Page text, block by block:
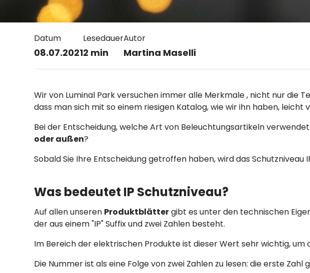
Datum
08.07.2021
Lesedauer
2 min
Autor
Martina Maselli
Wir von Luminal Park versuchen immer alle Merkmale , nicht nur die
dass man sich mit so einem riesigen Katalog, wie wir ihn haben, leicht
Bei der Entscheidung, welche Art von Beleuchtungsartikeln
oder außen?
Sobald Sie Ihre Entscheidung getroffen haben, wird das
Was bedeutet IP Schutzniveau?
Auf allen unseren Produktblättergibt es unter den technischen
der aus einem "IP" Suffix und zwei Zahlen besteht.
Im Bereich der elektrischen Produkte ist dieser Wert sehr wichtig, um
Die Nummer ist als eine Folge von zwei Zahlen zu lesen: die erste